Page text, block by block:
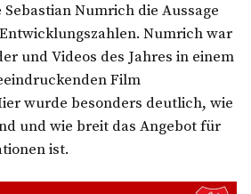
Numrich die Aussage
Numrich war
und Videos des Jahres in einem
Film
wurde besonders deutlich, wie
und wie breit das Angebot für
ist.